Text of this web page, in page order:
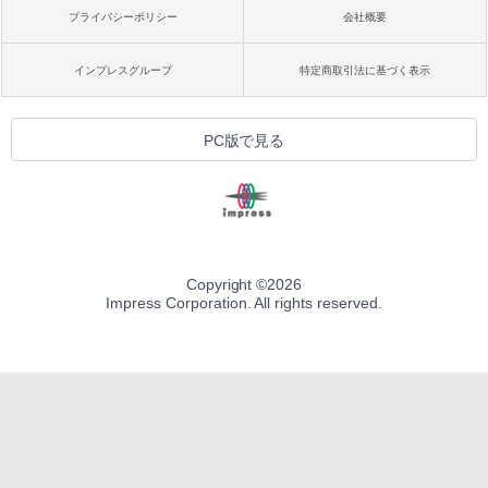
プライバシーポリシー 会社概要
インプレスグループ 特定商取引法に基づく表示
PC版で見る
Copyright ©2026
Impress Corporation. All rights reserved.